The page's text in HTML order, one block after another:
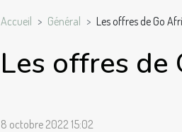
Accueil Général Les offres de Go
Les offres de
8 octobre 2022 15:02